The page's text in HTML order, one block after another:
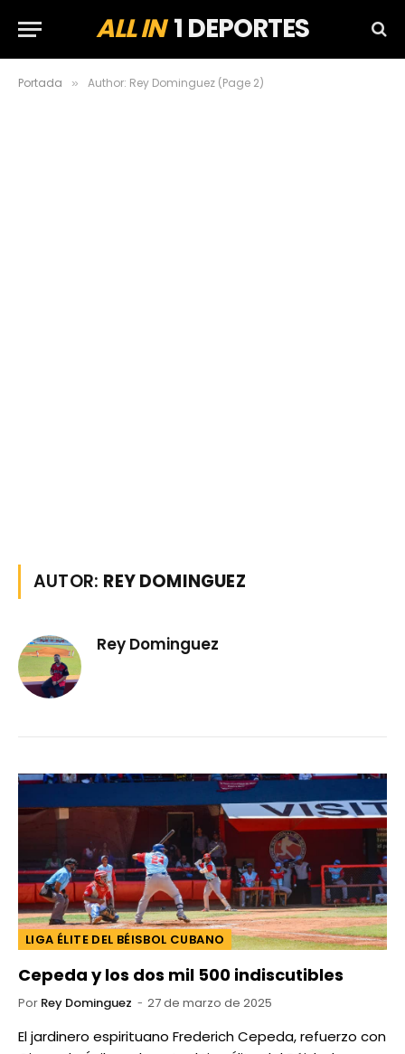
ALL IN1 DEPORTES
Portada » Author: Rey Dominguez (Page 2)
AUTOR: REY DOMINGUEZ
Rey Dominguez
LIGA ÉLITE DEL BÉISBOL CUBANO
Cepeda y los dos mil 500 indiscutibles
Por Rey Dominguez 27 de marzo de 2025
El jardinero espirituano Frederich Cepeda, refuerzo con